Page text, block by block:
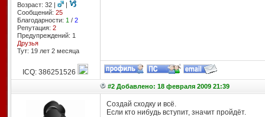
Возраст: 32 |
|
Сообщений: 25
Благодарности: 1 / 2
Репутация: 2
Предупреждений: 1
Друзья
Тут: 19 лет 2 месяцa
ICQ: 386251526
#2 Добавлено: 18 февраля 2009 21:39
Создай сходку и всё.
Если кто нибудь вступит, значит пройдёт.